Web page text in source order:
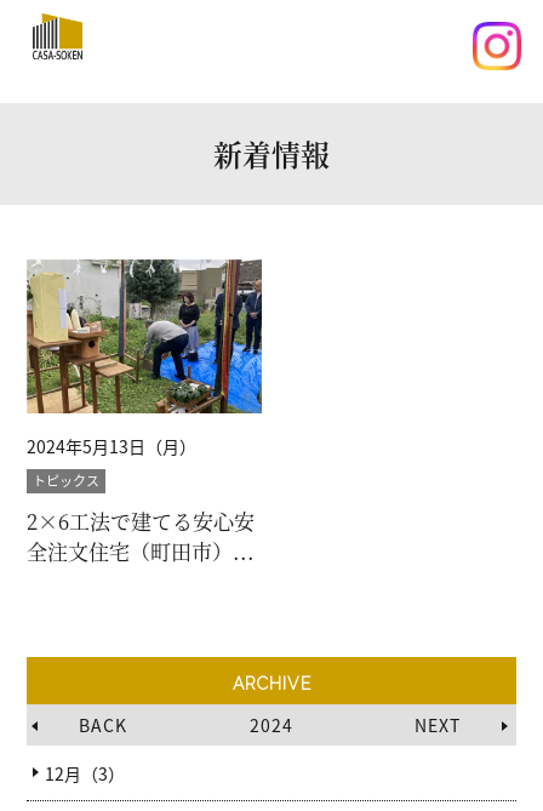
新着情報
2024年5月13日（月）
トピックス
2×6工法で建てる安心安
全注文住宅（町田市）...
ARCHIVE
BACK 2024
NEXT
12月（3）